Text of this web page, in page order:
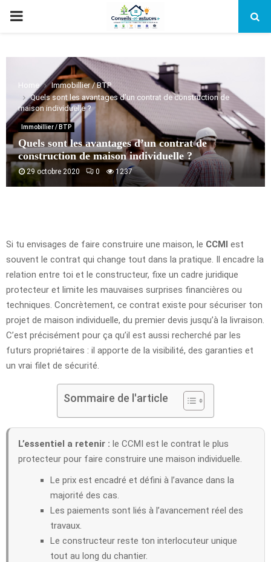
PRIMARY
Home
Immobillier / BTP
Quels sont les avantages d’un contrat de construction de
maison individuelle ?
Immobillier / BTP
Quels sont les avantages d’un contrat de
construction de maison individuelle ?
29 octobre 2020 0 1237
Si tu envisages de faire construire une maison, le CCMI est
souvent le contrat qui change tout dans la pratique. Il encadre la
relation entre toi et le constructeur, fixe un cadre juridique
protecteur et limite les mauvaises surprises financières ou
techniques. Concrètement, ce contrat existe pour sécuriser ton
projet de maison individuelle, du premier devis jusqu’à la livraison.
C’est précisément pour ça qu’il est aussi recherché par les
futurs propriétaires : il apporte de la visibilité, des garanties et
un vrai filet de sécurité.
Sommaire de l'article
L’essentiel a retenir : le CCMI est le contrat le plus
protecteur pour faire construire une maison individuelle.
Le prix est encadré et défini à l’avance dans la
majorité des cas.
Les paiements sont liés à l’avancement réel des
travaux.
Le constructeur reste ton interlocuteur unique
tout au long du chantier.